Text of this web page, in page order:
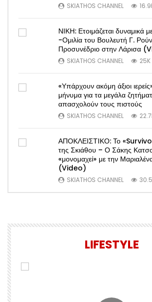
SKIATHOS CHANNEL
ΝΙΚΗ: Ετοιμάζεται δυναμικά
-Ομιλία του Βουλευτή Γ.
Προσυνέδριο στην Λάρισα
SKIATHOS CHANNEL 25K
«Υπάρχουν ακόμη άξιοι
μήνυμα για τα μεγάλα
απασχολούν τους πιστούς
SKIATHOS CHANNEL
ΑΠΟΚΛΕΙΣΤΙΚΟ: Το
της Σκιάθου – Ο Σάκης
«μονομαχεί» με την
(Video)
SKIATHOS CHANNEL
LIFESTYLE